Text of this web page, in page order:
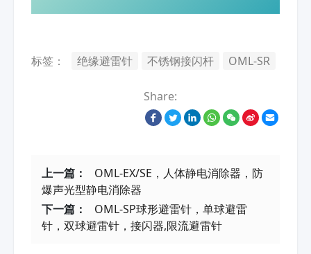
标签： 绝缘避雷针 不锈钢接闪杆 OML-SR
Share:
上一篇：
OML-EX/SE，人体静电消除器，防
爆声光型静电消除器
下一篇：
OML-SP球形避雷针，单球避雷
针，双球避雷针，接闪器,限流避雷针